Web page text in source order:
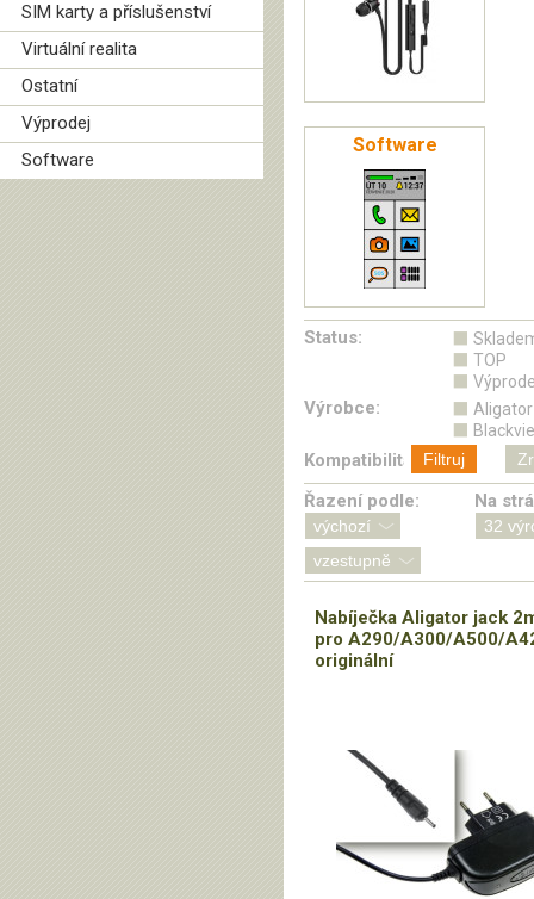
SIM karty a příslušenství
Virtuální realita
Ostatní
Výprodej
Software
Software
Status:
TOP
Výrobce:
Aligator
Kompatibilita: Filtruj
Řazení podle: Na
Nabíječka Aligator jack
pro A290/A300/A500/
originální